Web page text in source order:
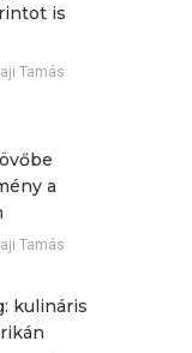
is
Tamás
a
Tamás
kulináris